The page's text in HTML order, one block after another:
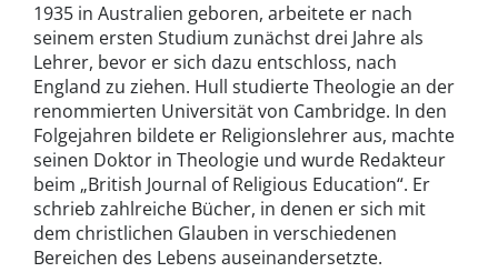
1935 in Australien geboren, arbeitete er nach
seinem ersten Studium zunächst drei Jahre als
Lehrer, bevor er sich dazu entschloss, nach
England zu ziehen. Hull studierte Theologie an der
renommierten Universität von Cambridge. In den
Folgejahren bildete er Religionslehrer aus, machte
seinen Doktor in Theologie und wurde Redakteur
beim „British Journal of Religious Education“. Er
schrieb zahlreiche Bücher, in denen er sich mit
dem christlichen Glauben in verschiedenen
Bereichen des Lebens auseinandersetzte.